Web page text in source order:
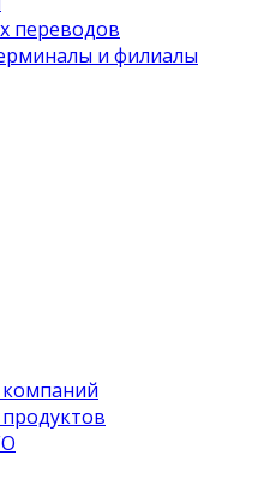
переводов
и филиалы
компаний